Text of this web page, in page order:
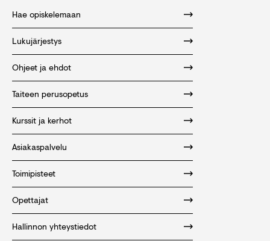
Hae opiskelemaan
Lukujärjestys
Ohjeet ja ehdot
Taiteen perusopetus
Kurssit ja kerhot
Asiakaspalvelu
Toimipisteet
Opettajat
Hallinnon yhteystiedot